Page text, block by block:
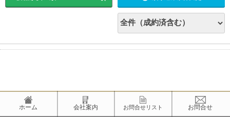
ホーム 会社案内 お問合せリスト お問合せ